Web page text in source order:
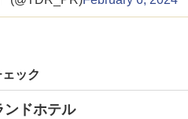
ック
ンドホテル